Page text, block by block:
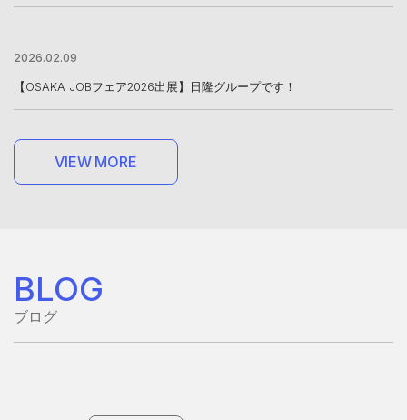
【OSAKA JOBフェア2026出展】日隆グループです！
2026.02.09
VIEW MORE
ブログ
BLOG